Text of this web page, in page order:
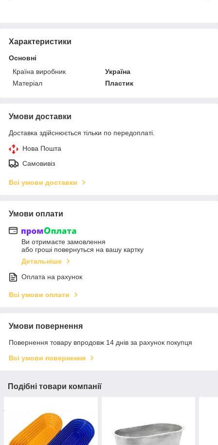
Характеристики
Основні
Країна виробник
Україна
Матеріал
Пластик
Умови доставки
Доставка здійснюється тільки по передоплаті.
Нова Пошта
Самовивіз
Всі умови доставки
Умови оплати
Ви отримаєте замовлення
або гроші повернуться на вашу картку
Детальніше
Оплата на рахунок
Всі умови оплати
Умови повернення
Повернення товару впродовж 14 днів за рахунок покупця
Всі умови повернення
Подібні товари компанії